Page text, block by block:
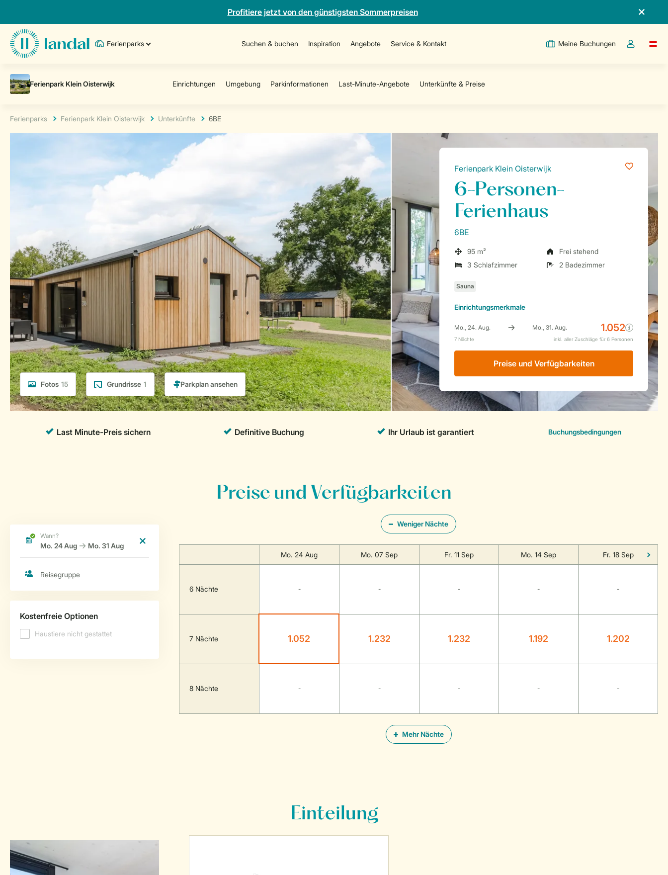
Profitiere jetzt von den günstigsten Sommerpreisen
Ferienparks Suchen & buchen Inspiration Angebote Service & Kontakt Meine Buchungen
Dropdown-
Ferienparks Ferienpark Klein Oisterwijk Unterkünfte 6BE
Fotos 15 Grundrisse 1
Ferienpark Klein Oisterwijk
6-Personen-
Ferienhaus
6BE
95 m²
Frei stehend
3 Schlafzimmer
2 Badezimmer
Einrichtungsmerkmale
Preise und Verfügbarkeiten
Preise und Verfügbarkeiten
Weniger Nächte
Mehr Nächte
Mo. 24 Aug Mo. 07 Sep Fr. 11 Sep Mo. 14 Sep Fr. 18 Sep
6 Nächte - - - - -
7 Nächte 1.052 1.232 1.232 1.192 1.202
8 Nächte - - - - -
Einteilung